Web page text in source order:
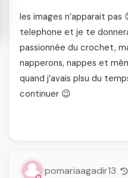
les images n’apparait
telephone et je te
passionnée du crochet,
napperons, nappes et
quand j’avais plsu du
continuer 😉
pomariaagadir13